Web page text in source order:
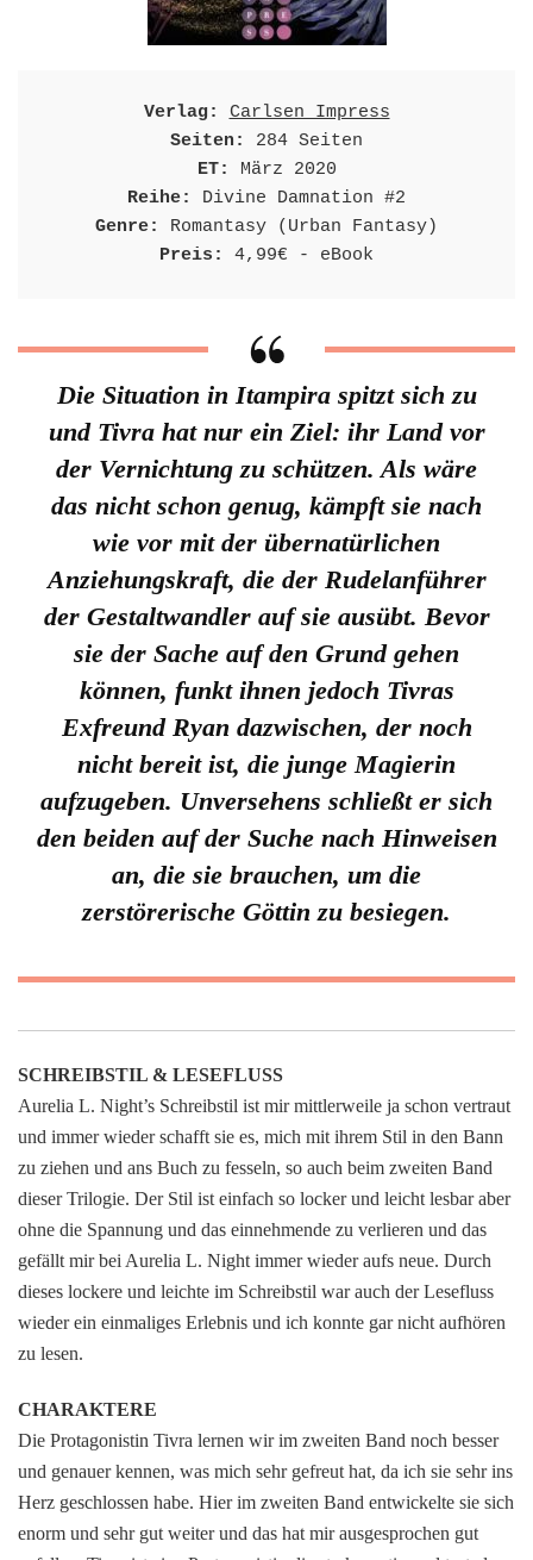
Verlag:
Carlsen Impress
Seiten:
ET:
Reihe:
Genre:
Preis:
4,99€ - eBook
Die Situation in Itampira spitzt sich zu
und Tivra hat nur ein Ziel: ihr Land vor
der Vernichtung zu schützen. Als wäre
das nicht schon genug, kämpft sie nach
wie vor mit der übernatürlichen
Anziehungskraft, die der Rudelanführer
der Gestaltwandler auf sie ausübt. Bevor
sie der Sache auf den Grund gehen
können, funkt ihnen jedoch Tivras
Exfreund Ryan dazwischen, der noch
nicht bereit ist, die junge Magierin
aufzugeben. Unversehens schließt er sich
den beiden auf der Suche nach Hinweisen
an, die sie brauchen, um die
zerstörerische Göttin zu besiegen.
SCHREIBSTIL & LESEFLUSS
Aurelia L. Night’s Schreibstil ist mir mittlerweile ja schon vertraut
und immer wieder schafft sie es, mich mit ihrem Stil in den Bann
zu ziehen und ans Buch zu fesseln, so auch beim zweiten Band
dieser Trilogie. Der Stil ist einfach so locker und leicht lesbar aber
ohne die Spannung und das einnehmende zu verlieren und das
gefällt mir bei Aurelia L. Night immer wieder aufs neue. Durch
dieses lockere und leichte im Schreibstil war auch der Lesefluss
wieder ein einmaliges Erlebnis und ich konnte gar nicht aufhören
zu lesen.
CHARAKTERE
Die Protagonistin Tivra lernen wir im zweiten Band noch besser
und genauer kennen, was mich sehr gefreut hat, da ich sie sehr ins
Herz geschlossen habe. Hier im zweiten Band entwickelte sie sich
enorm und sehr gut weiter und das hat mir ausgesprochen gut